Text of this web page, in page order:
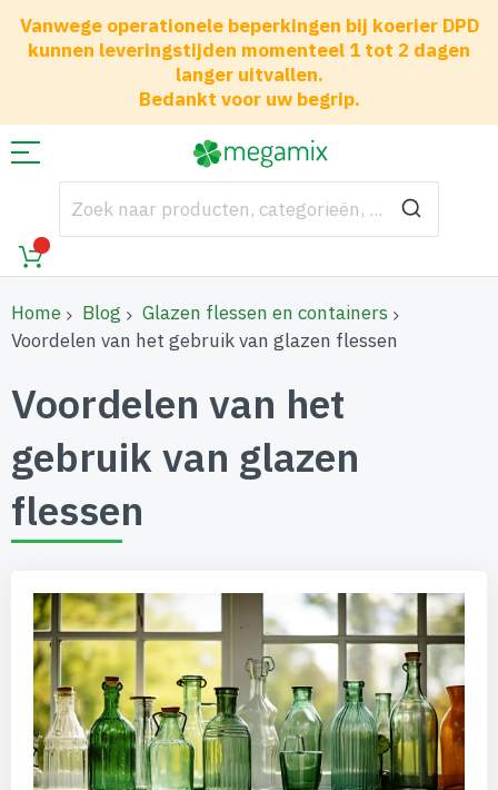
Vanwege operationele beperkingen bij koerier DPD
kunnen leveringstijden momenteel 1 tot 2 dagen
langer uitvallen.
Bedankt voor uw begrip.
Home Blog
Glazen flessen en containers
Voordelen van het gebruik van glazen flessen
Voordelen van het
gebruik van glazen
flessen